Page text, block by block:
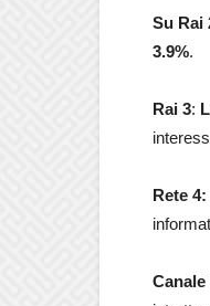
Su Rai
3.9%.
Rai 3:
Rete